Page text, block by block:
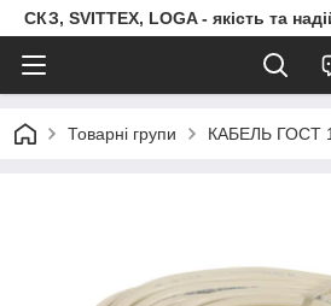
СКЗ, SVITTEX, LOGA - якість та
Товарні групи КАБЕЛЬ ГОСТ